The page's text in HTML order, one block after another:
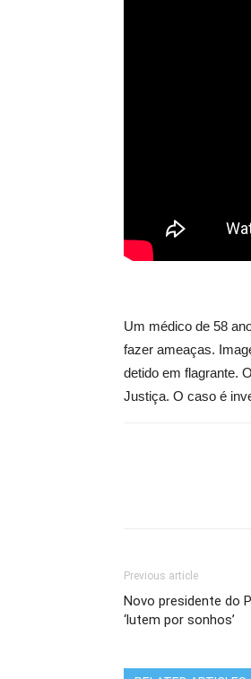
Um médico de 58
fazer ameaças.
detido em flagrante.
Justiça. O caso é
Previous article
Novo presidente do
‘lutem por sonhos’